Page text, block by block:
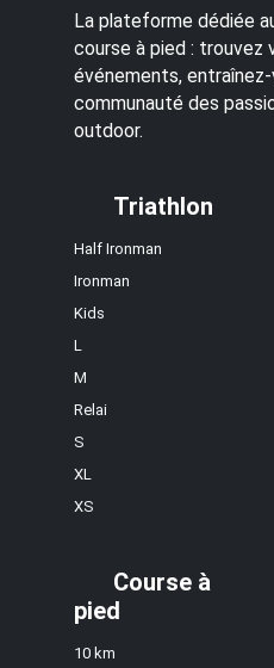
La plateforme dédiée
course à pied : trouvez
événements,
communauté des
outdoor.
Triathlon
Half Ironman
Ironman
Kids
L
M
Relai
S
XL
XS
Course à
pied
10 km